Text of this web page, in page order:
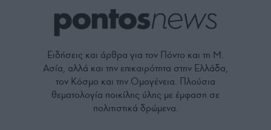
Ειδήσεις και άρθρα για τον Πόντο και τη Μ.
Ασία, αλλά και την επικαιρότητα στην Ελλάδα,
τον Κόσμο και την Ομογένεια. Πλούσια
θεματολογία ποικίλης ύλης με έμφαση σε
πολιτιστικά δρώμενα.